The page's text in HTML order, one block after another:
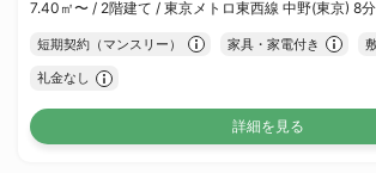
7.40㎡〜 / 2階建て / 東京メトロ東西線 中野(東京) 8分
短期契約（マンスリー） 家具・家電付き
礼金なし
詳細を見る